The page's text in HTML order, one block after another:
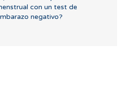
con un test de
negativo?